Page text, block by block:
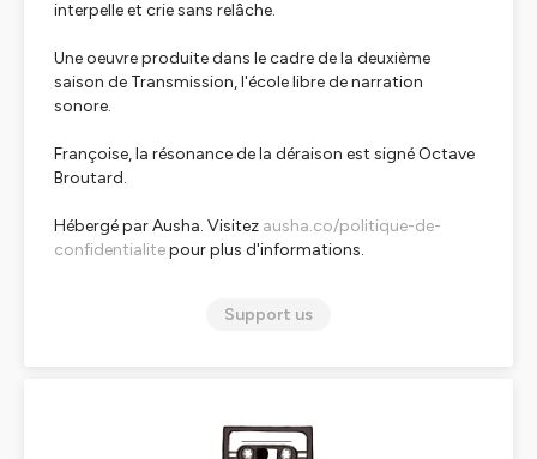
interpelle et crie sans relâche.
Une oeuvre produite dans le cadre de la deuxième
saison de Transmission, l'école libre de narration
sonore.
Françoise, la résonance de la déraison est signé Octave
Broutard.
Hébergé par Ausha. Visitez ausha.co/politique-de-
confidentialitepour plus d'informations.
Support us